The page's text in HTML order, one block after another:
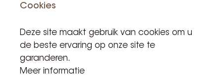
Cookies
Deze site maakt gebruik van cookies om u
de beste ervaring op onze site te
garanderen.
Meer informatie